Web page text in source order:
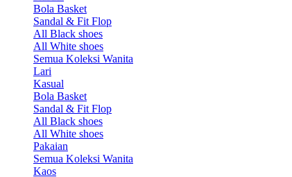
Bola Basket
Sandal & Fit Flop
All Black shoes
All White shoes
Semua Koleksi Wanita
Lari
Kasual
Bola Basket
Sandal & Fit Flop
All Black shoes
All White shoes
Pakaian
Semua Koleksi Wanita
Kaos